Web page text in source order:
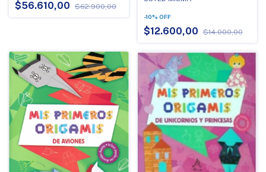
$56.610,00 $62.900,00
-10% OFF
$12.600,00 $14.000,00